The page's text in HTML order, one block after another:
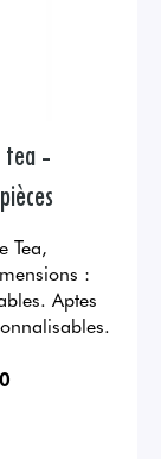
tea -
Tea,
:
Aptes